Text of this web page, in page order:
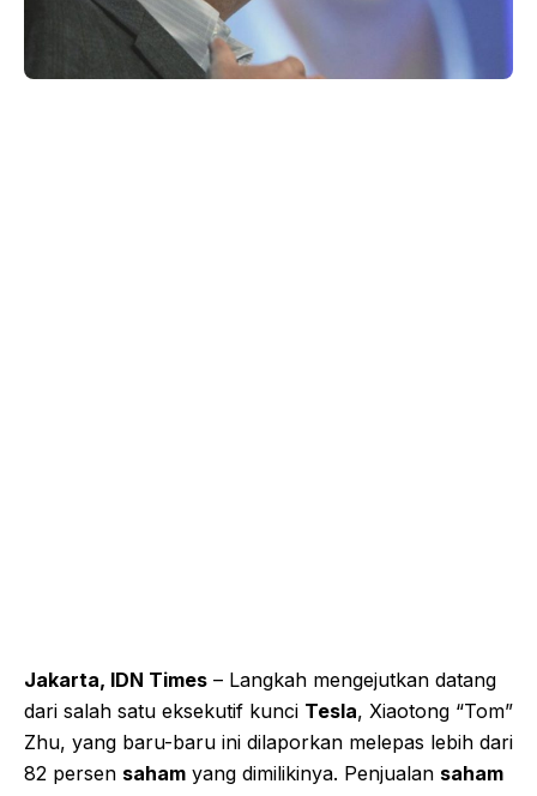
Jakarta, IDN Times – Langkah mengejutkan datang
dari salah satu eksekutif kunci Tesla, Xiaotong “Tom”
Zhu, yang baru-baru ini dilaporkan melepas lebih dari
82 persen saham yang dimilikinya. Penjualan saham